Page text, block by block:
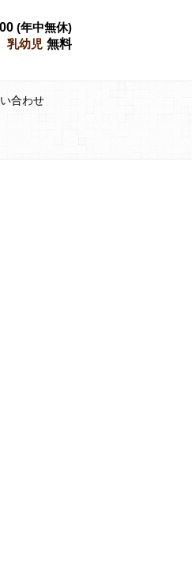
(年中無休)
乳幼児 無料
合わせ